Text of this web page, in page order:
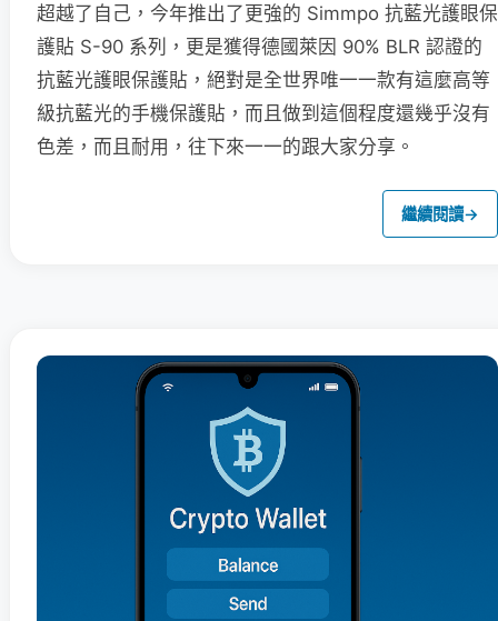
超越了自己，今年推出了更強的 Simmpo 抗藍光護眼保
護貼 S-90 系列，更是獲得德國萊因 90% BLR 認證的
抗藍光護眼保護貼，絕對是全世界唯一一款有這麼高等
級抗藍光的手機保護貼，而且做到這個程度還幾乎沒有
色差，而且耐用，往下來一一的跟大家分享。
繼續閱讀→